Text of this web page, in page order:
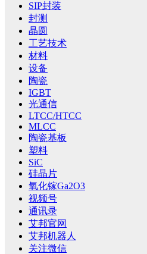
SIP封装
封测
晶圆
工艺技术
材料
设备
陶瓷
IGBT
光通信
LTCC/HTCC
MLCC
陶瓷基板
塑料
SiC
硅晶片
氧化镓Ga2O3
视频号
通讯录
艾邦官网
艾邦机器人
关注微信